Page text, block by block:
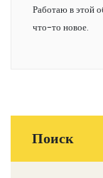
Работаю в этой
что-то новое.
Поиск